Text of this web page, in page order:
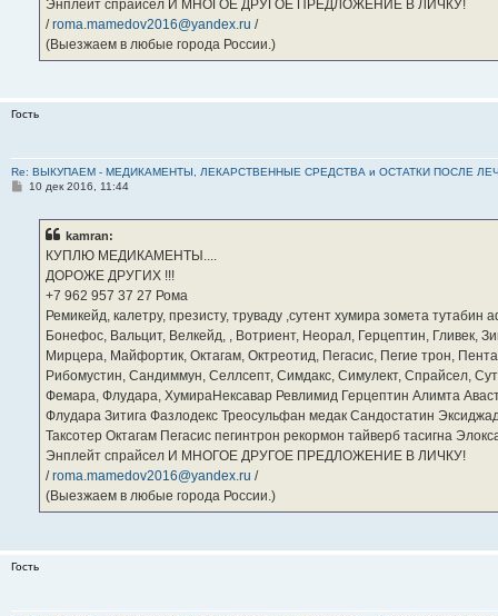
Энплейт спрайсел И МНОГОЕ ДРУГОЕ ПРЕДЛОЖЕНИЕ В ЛИЧКУ!
/roma.mamedov2016@yandex.ru /
(Выезжаем в любые города России.)
Гость
Re: ВЫКУПАЕМ - МЕДИКАМЕНТЫ, ЛЕКАРСТВЕННЫЕ СРЕДСТВА и ОСТАТКИ ПОСЛЕ
С10 дек 2016, 11:44
kamran:
КУПЛЮ МЕДИКАМЕНТЫ....
ДОРОЖЕ ДРУГИХ !!!
‪+7 962 957 37 27‬ Рома
Ремикейд, калетру, презисту, труваду ,сутент хумира зомета
Бонефос, Вальцит, Велкейд, , Вотриент, Неорал, Герцептин, Гливек,
Мирцера, Майфортик, Октагам, Октреотид, Пегасис, Пегие трон,
Рибомустин, Сандиммун, Селлсепт, Симдакс, Симулект, Спрайсел,
Фемара, Флудара, ХумираНексавар Ревлимид Герцептин Алимта
Флудара Зитига Фазлодекс Треосульфан медак Сандостатин
Таксотер Октагам Пегасис пегинтрон рекормон тайверб тасигна
Энплейт спрайсел И МНОГОЕ ДРУГОЕ ПРЕДЛОЖЕНИЕ В ЛИЧКУ!
/roma.mamedov2016@yandex.ru /
(Выезжаем в любые города России.)
Гость